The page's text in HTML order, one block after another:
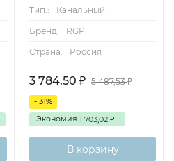
Тип.:
Канальный
Бренд:
RGP
Страна:
Россия
3 784,50 ₽ 5 487,53₽
- 31%
Экономия 1 703,02 ₽
В корзину